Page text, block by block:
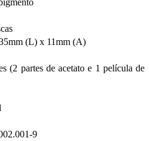
(L) x 11mm (A)
(2 partes de acetato e 1 película de
9